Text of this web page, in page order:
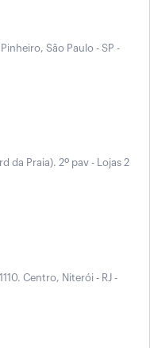
São Paulo - SP -
da Praia). 2º pav - Lojas 2
Centro, Niterói - RJ -